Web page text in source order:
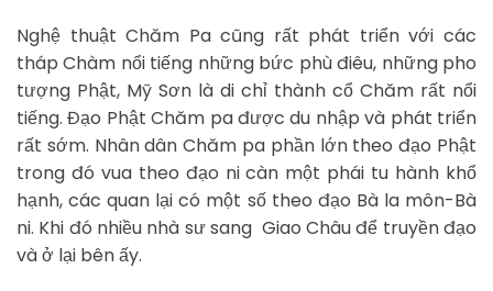
Nghệ thuật Chăm Pa cũng rất phát triển với các
tháp Chàm nổi tiếng những bức phù điêu, những pho
tượng Phật, Mỹ Sơn là di chỉ thành cổ Chăm rất nổi
tiếng. Đạo Phật Chăm pa được du nhập và phát triển
rất sớm. Nhân dân Chăm pa phần lớn theo đạo Phật
trong đó vua theo đạo ni càn một phái tu hành khổ
hạnh, các quan lại có một số theo đạo Bà la môn-Bà
ni. Khi đó nhiều nhà sư sang Giao Châu để truyền đạo
và ở lại bên ấy.